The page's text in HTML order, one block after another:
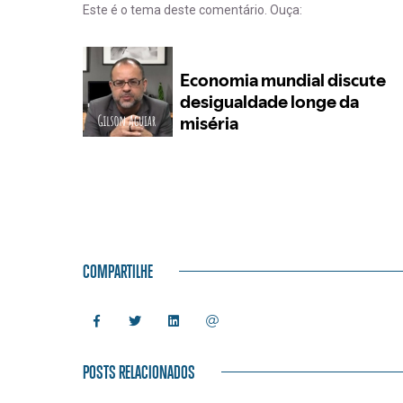
Este é o tema deste comentário. Ouça:
COMPARTILHE
POSTS RELACIONADOS